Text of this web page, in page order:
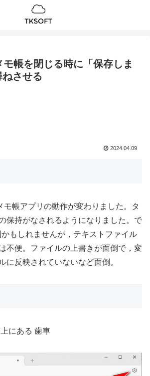
帳を閉じる時に「保存しま
させる
2024.04.09
モ帳アプリの動作が変わりました。タ
保持がなされるようになりました。で
もしれませんが，テキストファイル
不便。ファイルの上書きが面倒で，変
に反映されていないなど面倒。
にある 歯車